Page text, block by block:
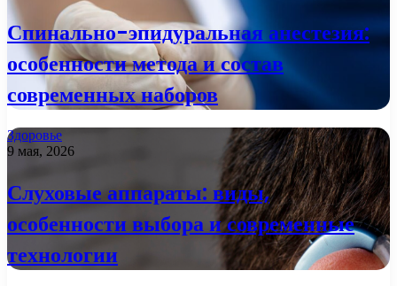
Спинально-эпидуральная анестезия:
особенности метода и состав
современных наборов
Здоровье
9 мая, 2026
Слуховые аппараты: виды,
особенности выбора и современные
технологии